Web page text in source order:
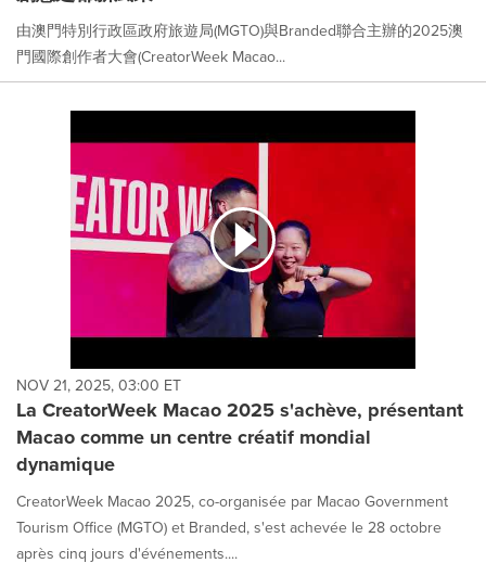
由澳門特別行政區政府旅遊局(MGTO)與Branded聯合主辦的2025澳
門國際創作者大會(CreatorWeek Macao...
NOV 21, 2025, 03:00 ET
La CreatorWeek Macao 2025 s'achève, présentant
Macao comme un centre créatif mondial
dynamique
CreatorWeek Macao 2025, co-organisée par Macao Government
Tourism Office (MGTO) et Branded, s'est achevée le 28 octobre
après cinq jours d'événements....